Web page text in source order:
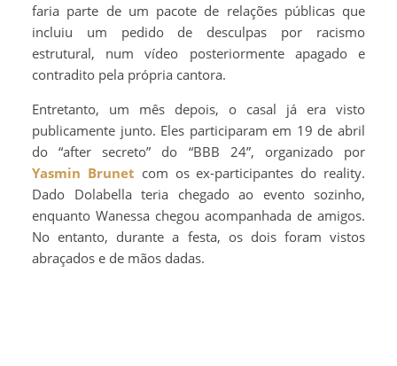
faria parte de um pacote de relações públicas que
incluiu um pedido de desculpas por racismo
estrutural, num vídeo posteriormente apagado e
contradito pela própria cantora.
Entretanto, um mês depois, o casal já era visto
publicamente junto. Eles participaram em 19 de abril
do “after secreto” do “BBB 24”, organizado por
Yasmin Brunet com os ex-participantes do reality.
Dado Dolabella teria chegado ao evento sozinho,
enquanto Wanessa chegou acompanhada de amigos.
No entanto, durante a festa, os dois foram vistos
abraçados e de mãos dadas.